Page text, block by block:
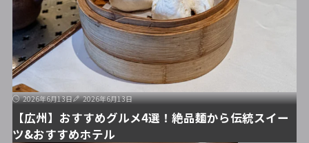
2026年6月13日 2026年6月13日
【広州】おすすめグルメ4選！絶品麺から伝統スイー
ツ&おすすめホテル